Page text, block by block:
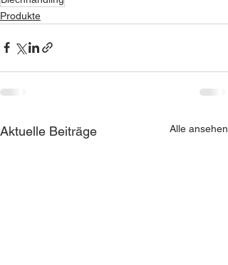
Produkte
Aktuelle Beiträge Alle ansehen